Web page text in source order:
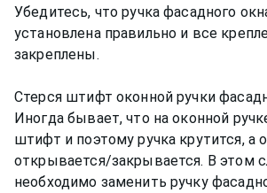
Убедитесь, что ручка фасадного
установлена правильно и все
закреплены.
Стерся штифт оконной ручки
Иногда бывает, что на оконной
штифт и поэтому ручка крутится, а
открывается/закрывается. В этом
необходимо заменить ручку